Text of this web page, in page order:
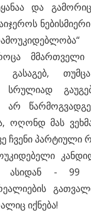
და
მმართველი
გასაგებ,
სრულიად
არ
ოღონდ მას
ჩვენი პარტიული
ასიდან - 99
იქნება!